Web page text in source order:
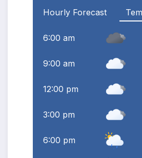
Hourly Forecast
6:00 am
9:00 am
12:00 pm
3:00 pm
6:00 pm